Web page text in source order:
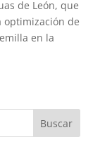
de León, que
optimización de
en la